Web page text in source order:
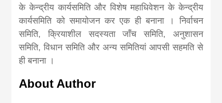
के केन्द्रीय कार्यसमिति और विशेष महाधिवेशन के केन्द्रीय
कार्यसमिति को समायोजन कर एक ही बनाना । निर्वाचन
समिति, क्रियाशील सदस्यता जाँच समिति, अनुशासन
समिति, विधान समिति और अन्य समितियां आपसी सहमति से
ही बनाना ।
About Author